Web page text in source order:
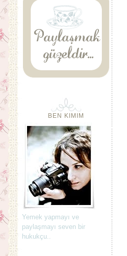
BEN KIMIM
Yemek yapmayı ve
paylaşmayı seven bir
hukukçu..